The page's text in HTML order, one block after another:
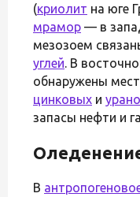
(криолит на юге
мрамор — в
мезозоем
углей. В
обнаружены
цинковых и
запасы нефти и
В